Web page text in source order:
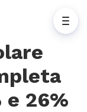
e 26%